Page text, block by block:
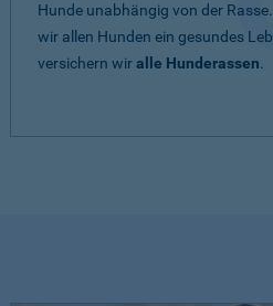
Hunde unabhängig von der
wir allen Hunden ein gesundes
versichern wiralle Hunderassen.